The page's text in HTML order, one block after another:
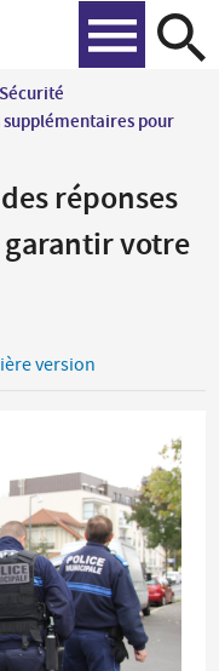
Sécurité
supplémentaires pour
réponses
votre
version